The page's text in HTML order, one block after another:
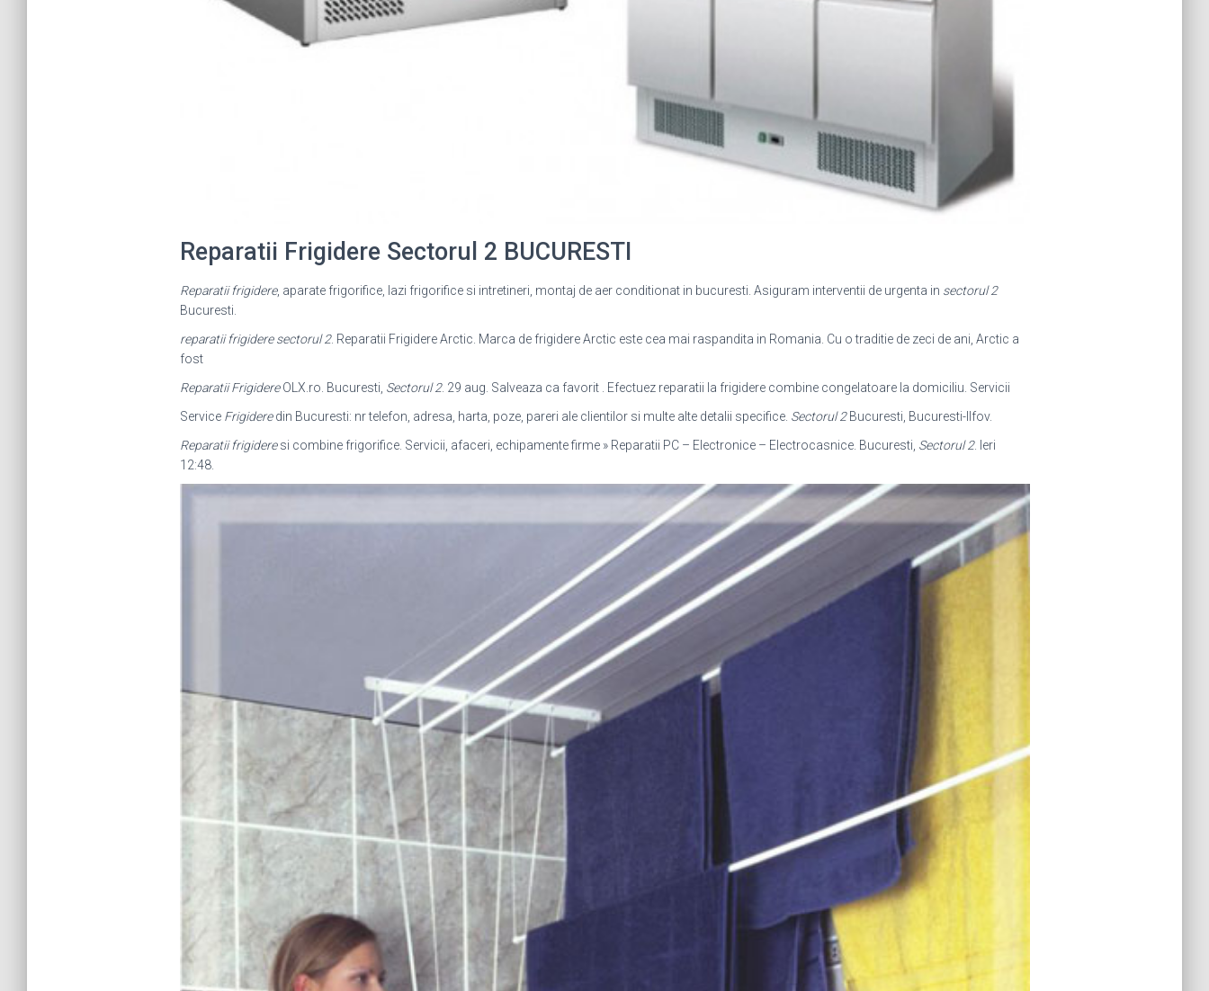
Reparatii Frigidere Sectorul 2 BUCURESTI
Reparatii frigidere, aparate frigorifice, lazi frigorifice si intretineri, montaj de aer conditionat in bucuresti. Asiguram interventii de urgenta in sectorul 2
Bucuresti.
reparatii frigidere sectorul 2. Reparatii Frigidere Arctic. Marca de frigidere Arctic este cea mai raspandita in Romania. Cu o traditie de zeci de ani, Arctic a
fost
Reparatii FrigidereOLX.ro. Bucuresti, Sectorul 2. 29 aug. Salveaza ca favorit . Efectuez reparatii la frigidere combine congelatoare la domiciliu. Servicii
Service Frigideredin Bucuresti: nr telefon, adresa, harta, poze, pareri ale clientilor si multe alte detalii specifice. Sectorul 2Bucuresti, Bucuresti-Ilfov.
Reparatii frigideresi combine frigorifice. Servicii, afaceri, echipamente firme » Reparatii PC – Electronice – Electrocasnice. Bucuresti, Sectorul 2. Ieri
12:48.